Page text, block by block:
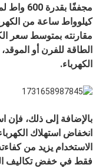
كيلوواط ساعة من
مقارنته بمتوسط ​​سعر
الطاقة للفرن أو
الكهرباء.
بالإضافة إلى ذلك،
انخفاض استهلاك
الاستخدام يزيد من
فقط في خفض تكاليف